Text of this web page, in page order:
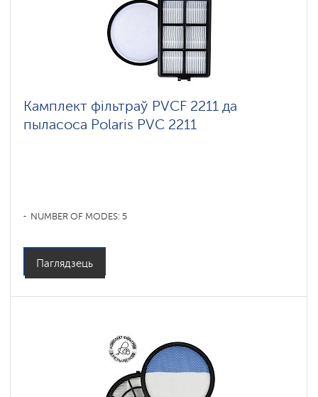
Камплект фільтраў PVCF 2211 да
пыласоса Polaris PVC 2211
NUMBER OF MODES: 5
Паглядзець